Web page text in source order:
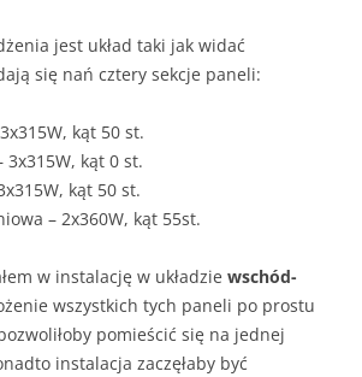
jest układ taki jak widać
się nań cztery sekcje paneli:
kąt 50 st.
3x315W, kąt 0 st.
kąt 50 st.
– 2x360W, kąt 55st.
w instalację w układzie wschód-
wszystkich tych paneli po prostu
pomieścić się na jednej
instalacja zaczęłaby być